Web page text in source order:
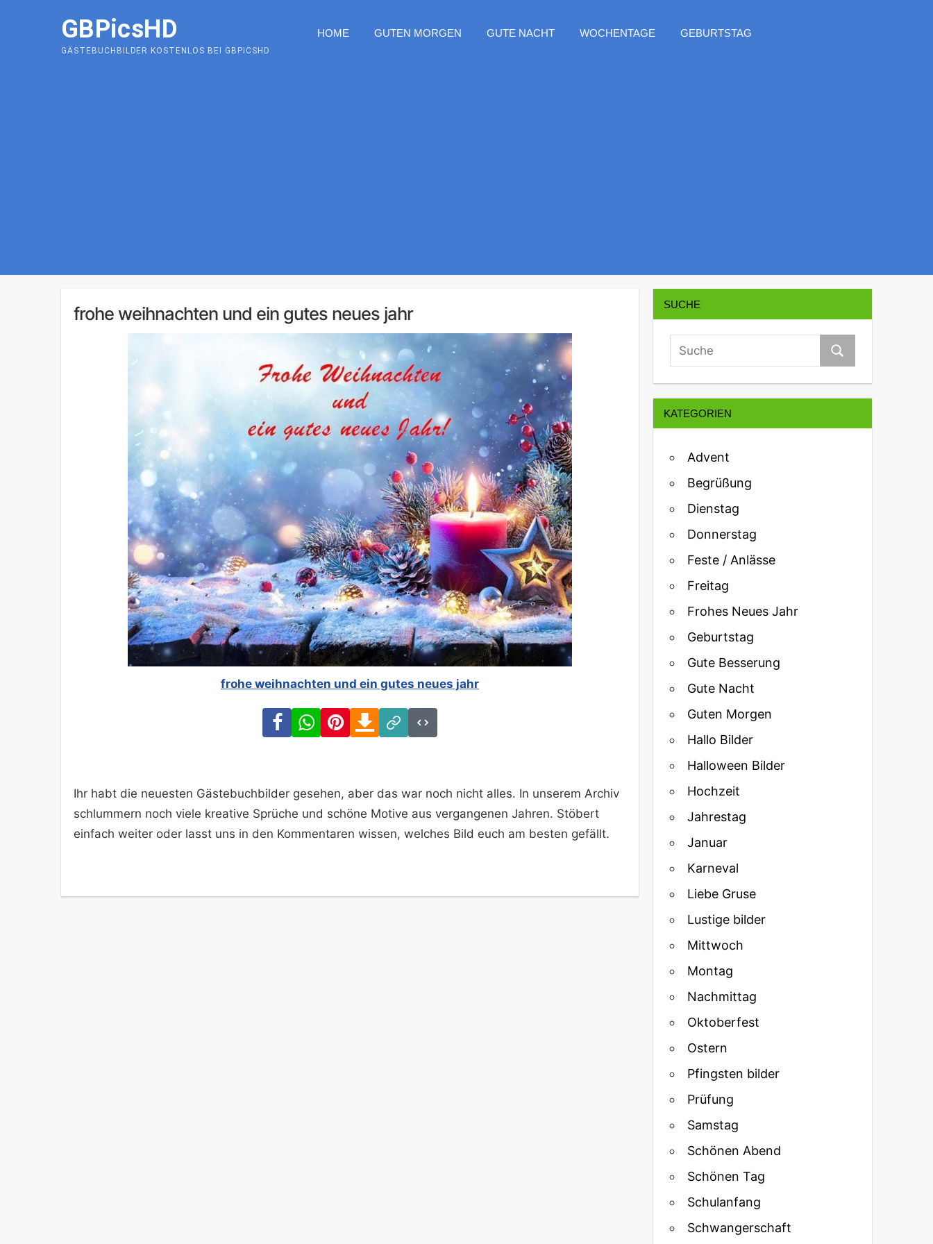
GBPicsHD
GÄSTEBUCHBILDER KOSTENLOS BEI GBPICSHD
HOME GUTEN MORGEN GUTE NACHT WOCHENTAGE GEBURTSTAG
frohe weihnachten und ein gutes neues jahr
frohe weihnachten und ein gutes neues jahr
FacebookWhatsAppPinterestDownload
Link
Ihr habt die neuesten Gästebuchbilder gesehen, aber das war noch nicht alles. In unserem Archiv
schlummern noch viele kreative Sprüche und schöne Motive aus vergangenen Jahren. Stöbert
einfach weiter oder lasst uns in den Kommentaren wissen, welches Bild euch am besten gefällt.
SUCHE
KATEGORIEN
Advent
Begrüßung
Dienstag
Donnerstag
Feste / Anlässe
Freitag
Frohes Neues Jahr
Geburtstag
Gute Besserung
Gute Nacht
Guten Morgen
Hallo Bilder
Halloween Bilder
Hochzeit
Jahrestag
Januar
Karneval
Liebe Gruse
Lustige bilder
Mittwoch
Montag
Nachmittag
Oktoberfest
Ostern
Pfingsten bilder
Prüfung
Samstag
Schönen Abend
Schönen Tag
Schulanfang
Schwangerschaft